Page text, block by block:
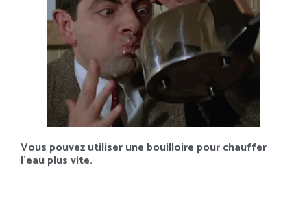
Vous pouvez utiliser une bouilloire pour chauffer
l’eau plus vite.